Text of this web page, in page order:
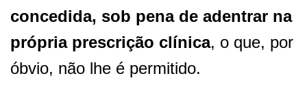
concedida, sob pena de adentrar na
própria prescrição clínica, o que, por
óbvio, não lhe é permitido.